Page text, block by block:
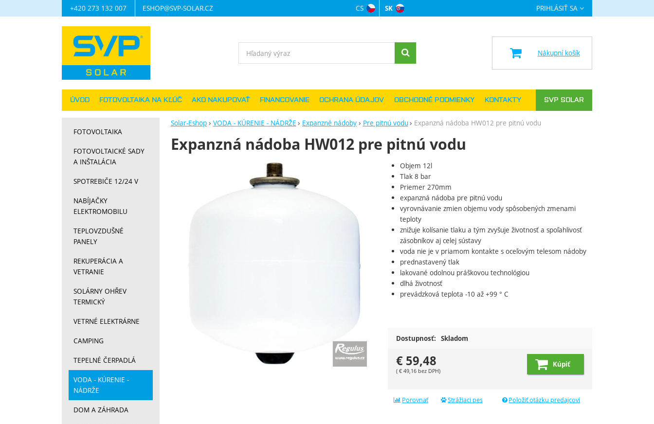
Solar-Eshop VODA - KÚRENIE - NÁDRŽE Expanzné nádoby Pre pitnú vodu Expanzná nádoba HW012 pre pitnú vodu
Expanzná nádoba HW012 pre pitnú vodu
Objem 12l
Tlak 8 bar
Priemer 270mm
expanzná nádoba pre pitnú vodu
vyrovnávanie zmien objemu vody spôsobených zmenami
teploty
znižuje kolísanie tlaku a tým zvyšuje životnosť a spoľahlivosť
zásobníkov aj celej sústavy
voda nie je v priamom kontakte s oceľovým telesom nádoby
prednastavený tlak
lakované odolnou práškovou technológiou
dlhá životnosť
prevádzková teplota -10 až +99 ° C
Dostupnosť: Skladom
€59,48
( €49,16 bez DPH)
Kúpiť
Porovnať Strážiaci pes Položiť otázku predajcovi
FOTOVOLTAIKA
FOTOVOLTAICKÉ SADY
A INŠTALÁCIA
SPOTREBIČE 12/24 V
NABÍJAČKY
ELEKTROMOBILU
TEPLOVZDUŠNÉ
PANELY
REKUPERÁCIA A
VETRANIE
SOLÁRNY OHŘEV
TERMICKÝ
VETRNÉ ELEKTRÁRNE
CAMPING
TEPELNÉ ČERPADLÁ
VODA - KÚRENIE -
NÁDRŽE
DOM A ZÁHRADA
Navigácia
+420 273 132 007 ESHOP@SVP-SOLAR.CZ
ÚVOD FOTOVOLTAIKA NA KĽÚČ AKO NAKUPOVAŤ FINANCOVANIE OCHRANA ÚDAJOV OBCHODNÉ PODMIENKY KONTAKTY SVP SOLAR
Jazyková verzia
CS SK PRIHLÁSIŤ SA
Vyhľadávanie Nákupní košík